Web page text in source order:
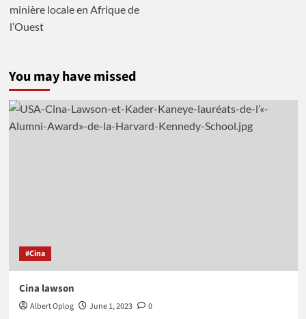
You may have missed
#Cina
Cina lawson
Albert Oplog June 1, 2023 0